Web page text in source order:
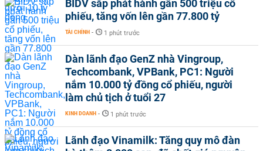
BIDV sắp phát hành gần 500 triệu cổ
phiếu, tăng vốn lên gần 77.800 tỷ
TÀI CHÍNH - 1 phút trước
Dàn lãnh đạo GenZ nhà Vingroup,
Techcombank, VPBank, PC1: Người
nắm 10.000 tỷ đồng cổ phiếu, người
làm chủ tịch ở tuổi 27
KINH DOANH - 1 phút trước
Lãnh đạo Vinamilk: Tăng quy mô đàn